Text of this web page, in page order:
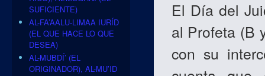
El Día del
al Profeta (B
con su
SUFICIENTE)
AL-FA’AALU-LIMAA IURÍD
(EL QUE HACE LO QUE
DESEA)
AL-MUBDÍ’ (EL
ORIGINADOR), AL-MU’ID